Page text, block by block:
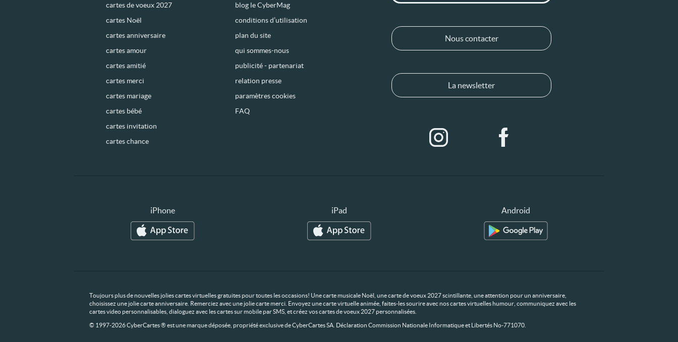
cartes de voeux 2027
cartes Noël
cartes anniversaire
cartes amour
cartes amitié
cartes merci
cartes mariage
cartes bébé
cartes invitation
cartes chance
blog le CyberMag
conditions d’utilisation
plan du site
qui sommes-nous
publicité - partenariat
relation presse
paramètres cookies
FAQ
Nous contacter
La newsletter
iPhone iPad Android
Toujours plus de nouvelles jolies cartes virtuelles gratuites pour toutes les occasions! Une carte musicale Noël, une carte de voeux 2027 scintillante, une attention pour un anniversaire,
choisissez une jolie carte anniversaire. Remerciez avec une jolie carte merci. Envoyez une carte virtuelle animée, faites-les sourire avec nos cartes virtuelles humour, communiquez avec les
cartes video personnalisables, dialoguez avec les cartes sur mobile par SMS, et créez vos cartes de voeux 2027 personnalisées.
© 1997-2026 CyberCartes ® est une marque déposée, propriété exclusive de CyberCartes SA. Déclaration Commission Nationale Informatique et Libertés No-771070.